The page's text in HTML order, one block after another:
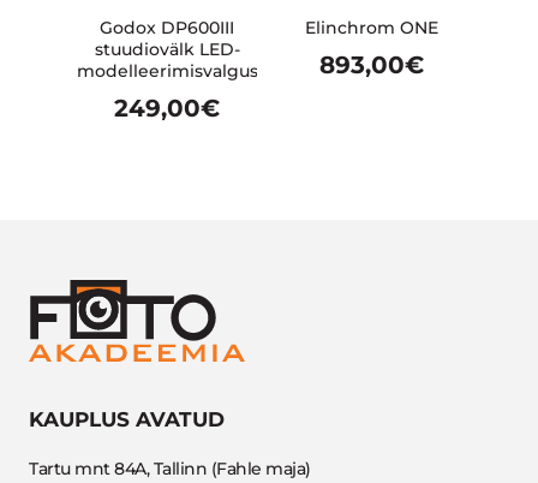
Godox DP600III
stuudiovälk LED-
modelleerimisvalgusega
249,00€
Elinchrom ONE
893,00€
KAUPLUS AVATUD
Tartu mnt 84A, Tallinn (Fahle maja)